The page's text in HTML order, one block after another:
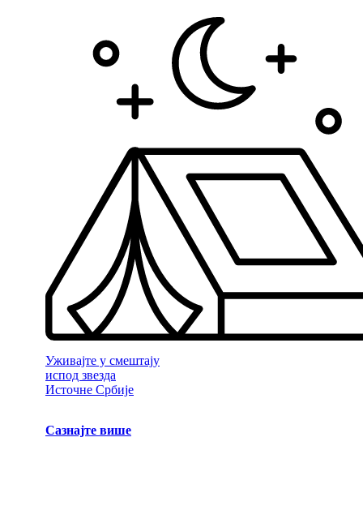
Уживајте у смештају
испод звезда
Источне Србије
Сазнајте више